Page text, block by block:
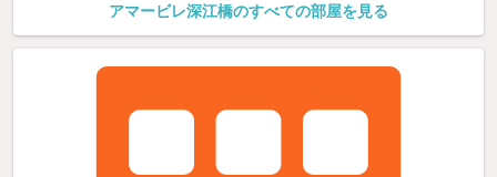
アマービレ深江橋のすべての部屋を見る